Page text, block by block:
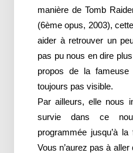
manière de Tomb
(6ème opus, 2003),
aider à retrouver un
pas pu nous en dire
propos de la
toujours pas visible.
Par ailleurs, elle nous
survie dans ce
programmée jusqu’à
Vous n’aurez pas à